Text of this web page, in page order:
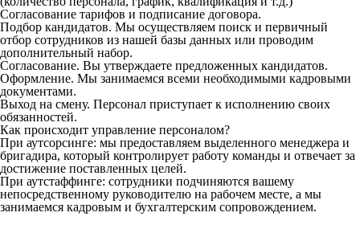
Согласование тарифов и подписание договора.
Подбор кандидатов. Мы осуществляем поиск и первичный
отбор сотрудников из нашей базы данных или проводим
дополнительный набор.
Согласование. Вы утверждаете предложенных кандидатов.
Оформление. Мы занимаемся всеми необходимыми кадровыми
документами.
Выход на смену. Персонал приступает к исполнению своих
обязанностей.
Как происходит управление персоналом?
При аутсорсинге: мы предоставляем выделенного менеджера и
бригадира, который контролирует работу команды и отвечает за
достижение поставленных целей.
При аутстаффинге: сотрудники подчиняются вашему
непосредственному руководителю на рабочем месте, а мы
занимаемся кадровым и бухгалтерским сопровождением.